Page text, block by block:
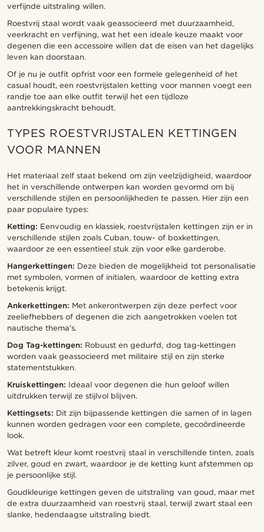
verfijnde uitstraling willen.
Roestvrij staal wordt vaak geassocieerd met duurzaamheid,
veerkracht en verfijning, wat het een ideale keuze maakt voor
degenen die een accessoire willen dat de eisen van het dagelijks
leven kan doorstaan.
Of je nu je outfit opfrist voor een formele gelegenheid of het
casual houdt, een roestvrijstalen ketting voor mannen voegt een
randje toe aan elke outfit terwijl het een tijdloze
aantrekkingskracht behoudt.
TYPES ROESTVRIJSTALEN KETTINGEN
VOOR MANNEN
Het materiaal zelf staat bekend om zijn veelzijdigheid, waardoor
het in verschillende ontwerpen kan worden gevormd om bij
verschillende stijlen en persoonlijkheden te passen. Hier zijn een
paar populaire types:
Ketting: Eenvoudig en klassiek, roestvrijstalen kettingen zijn er in
verschillende stijlen zoals Cuban, touw- of boxkettingen,
waardoor ze een essentieel stuk zijn voor elke garderobe.
Hangerkettingen: Deze bieden de mogelijkheid tot personalisatie
met symbolen, vormen of initialen, waardoor de ketting extra
betekenis krijgt.
Ankerkettingen: Met ankerontwerpen zijn deze perfect voor
zeeliefhebbers of degenen die zich aangetrokken voelen tot
nautische thema's.
Dog Tag-kettingen: Robuust en gedurfd, dog tag-kettingen
worden vaak geassocieerd met militaire stijl en zijn sterke
statementstukken.
Kruiskettingen: Ideaal voor degenen die hun geloof willen
uitdrukken terwijl ze stijlvol blijven.
Kettingsets: Dit zijn bijpassende kettingen die samen of in lagen
kunnen worden gedragen voor een complete, gecoördineerde
look.
Wat betreft kleur komt roestvrij staal in verschillende tinten, zoals
zilver, goud en zwart, waardoor je de ketting kunt afstemmen op
je persoonlijke stijl.
Goudkleurige kettingen geven de uitstraling van goud, maar met
de extra duurzaamheid van roestvrij staal, terwijl zwart staal een
slanke, hedendaagse uitstraling biedt.